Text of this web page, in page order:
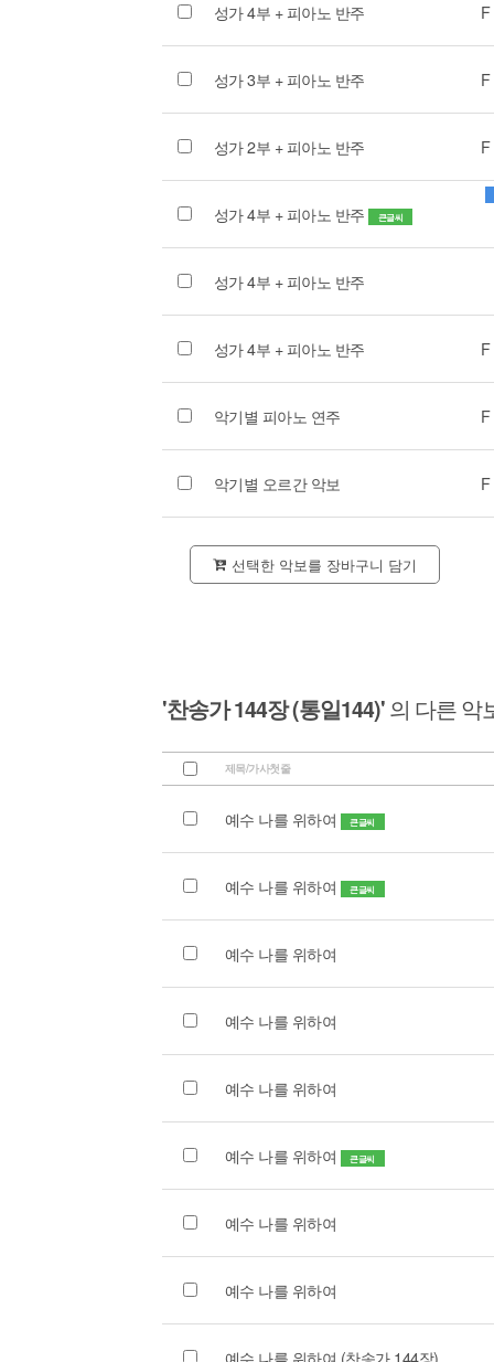
성가 4부 + 피아노 반주
성가 3부 + 피아노 반주
성가 2부 + 피아노 반주
성가 4부 + 피아노 반주 큰글씨
성가 4부 + 피아노 반주
성가 4부 + 피아노 반주
악기별 피아노 연주
악기별 오르간 악보
선택한 악보를 장바구니 담기
'찬송가 144장 (통일144)'의 다른 악
제목/가사첫줄
예수 나를 위하여 큰글씨
예수 나를 위하여 큰글씨
예수 나를 위하여
예수 나를 위하여
예수 나를 위하여
예수 나를 위하여 큰글씨
예수 나를 위하여
예수 나를 위하여
예수 나를 위하여 (찬송가 144장)